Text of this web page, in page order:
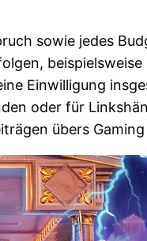
sowie jedes
Einwilligung
oder für
übers